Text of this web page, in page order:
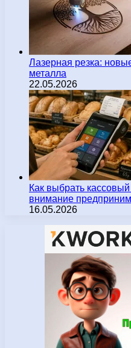
Лазерная резка:
металла
22.05.2026
Как выбрать
внимание
16.05.2026